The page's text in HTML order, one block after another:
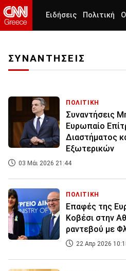
Ειδήσεις Πολιτική
ΣΥΝΑΝΤΗΣΕΙΣ
ΠΟΛΙΤΙΚΗ
Συναντήσεις
Ευρωπαίο
Διαστήματος
Εξωτερικών
03 Μάι 2026 21:44
ΠΟΛΙΤΙΚΗ
Επαφές της
Κοβέσι στην
ραντεβού με
22 Απρ 2026